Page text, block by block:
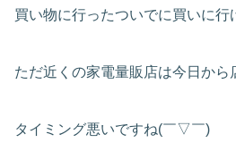
買い物に行ったついでに買いに行
ただ近くの家電量販店は今日から
タイミング悪いですね(￣▽￣)